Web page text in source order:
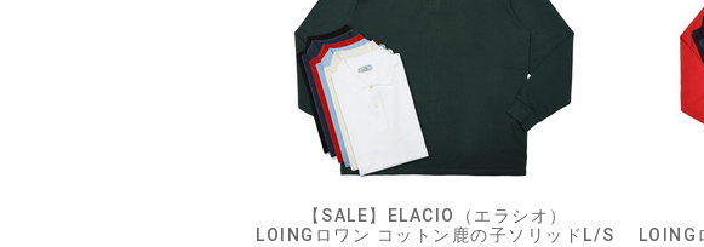
【SALE】 ELACIO（エラシオ）
LOINGロワン コットン鹿の子ソリッドL/S
LOING